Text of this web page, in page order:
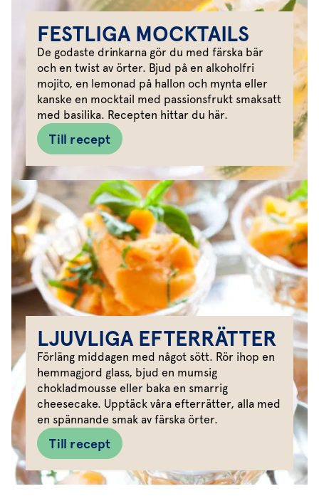
FESTLIGA MOCKTAILS
De godaste drinkarna gör du med färska bär
och en twist av örter. Bjud på en alkoholfri
mojito, en lemonad på hallon och mynta eller
kanske en mocktail med passionsfrukt smaksatt
med basilika. Recepten hittar du här.
Till recept
LJUVLIGA EFTERRÄTTER
Förläng middagen med något sött. Rör ihop en
hemmagjord glass, bjud en mumsig
chokladmousse eller baka en smarrig
cheesecake. Upptäck våra efterrätter, alla med
en spännande smak av färska örter.
Till recept